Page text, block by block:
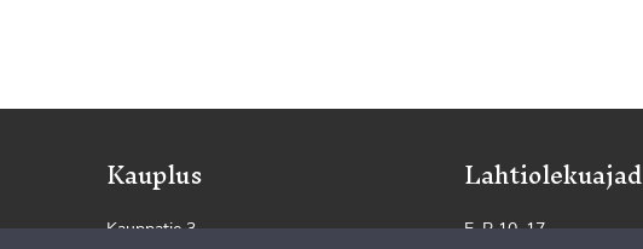
Kauplus
Kauppatie 3
Lahtiolekuajad
E–R 10–17